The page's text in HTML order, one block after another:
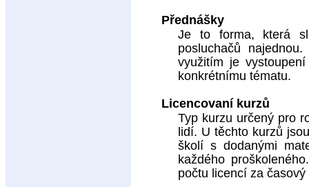
Přednášky
Je to forma, která
posluchačů
využitím je
konkrétnímu tématu.
Licencovaní kurzů
Typ kurzu určený pro
lidí. U těchto kurzů
školí s dodanými
každého
počtu licencí za časový